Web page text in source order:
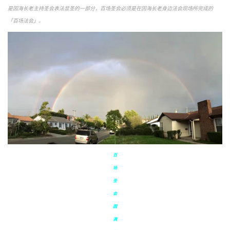
是因海长老主持圣会表法显圣的一部分，百场圣会必须是在因海长老身边法会现场所完成的
「百场法会」。
百
场
圣
会
圆
满